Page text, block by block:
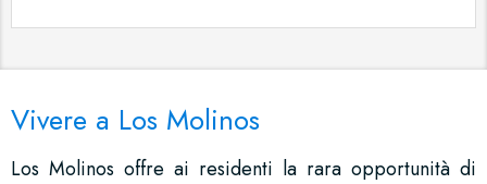
Vivere a Los Molinos
Los Molinos offre ai residenti la rara opportunità di